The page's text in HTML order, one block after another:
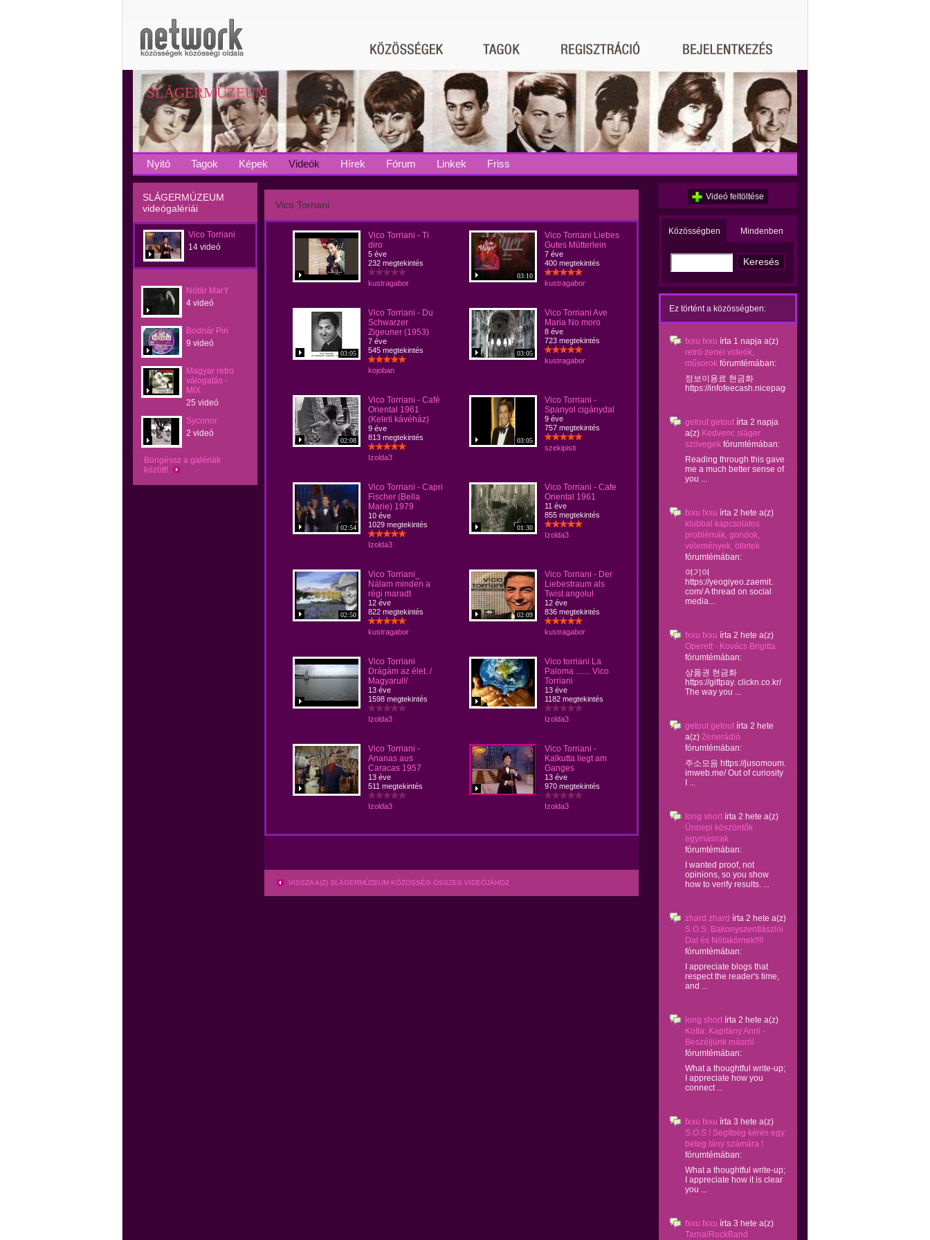
SLÁGERMÚZEUM
Nyitó Tagok Képek Videók Hírek Fórum Linkek Friss
SLÁGERMÚZEUM
videógalériái
Vico Torriani
14 videó
Nótár MarY
4 videó
Bodnár Piri
9 videó
Magyar retro
válogatás -
MIX
25 videó
Syconor
2 videó
Böngéssz a galériák
között!
Vico Torriani
Vico Torriani - Ti
diro
5 éve
232 megtekintés
kustragabor
03:10
Vico Torriani Liebes
Gutes Mütterlein
7 éve
400 megtekintés
kustragabor
03:05
Vico Torriani - Du
Schwarzer
Zigeuner (1953)
7 éve
545 megtekintés
kojoban
03:05
Vico Torriani Ave
Maria No moro
8 éve
723 megtekintés
kustragabor
02:08
Vico Torriani - Café
Oriental 1961
(Keleti kávéház)
9 éve
813 megtekintés
Izolda3
03:05
Vico Torriani -
Spanyol cigánydal
9 éve
757 megtekintés
szekipisti
02:54
Vico Torriani - Capri
Fischer (Bella
Marie) 1979
10 éve
1029 megtekintés
Izolda3
01:30
Vico Torriani - Cafe
Oriental 1961
11 éve
855 megtekintés
Izolda3
02:50
Vico Torriani_
Nálam minden a
régi maradt
12 éve
822 megtekintés
kustragabor
02:09
Vico Torriani - Der
Liebestraum als
Twist angolul
12 éve
836 megtekintés
kustragabor
Vico Torriani
Drágám az élet. /
Magyarul!/
13 éve
1598 megtekintés
Izolda3
Vico torriani La
Paloma ....... Vico
Torriani
13 éve
1182 megtekintés
Izolda3
Vico Torriani -
Ananas aus
Caracas 1957
13 éve
511 megtekintés
Izolda3
Vico Torriani -
Kalkutta liegt am
Ganges
13 éve
970 megtekintés
Izolda3
VISSZA A(Z) SLÁGERMÚZEUM KÖZÖSSÉG ÖSSZES VIDEÓJÁHOZ
Videó feltöltése
Közösségben Mindenben
Ez történt a közösségben:
fxxu fxxu írta 1 napja a(z)
retró zenei videók,
műsorok fórumtémában:
정보이용료 현금화
https://infofeecash.nicepage...
getout getout írta 2 napja
a(z) Kedvenc sláger
szövegek fórumtémában:
Reading through this gave
me a much better sense of
you ...
fxxu fxxu írta 2 hete a(z)
klubbal kapcsolatos
problémák, gondok,
vélemények, ötletek
fórumtémában:
여기여
https://yeogiyeo.zaemit.
com/ A thread on social
media...
fxxu fxxu írta 2 hete a(z)
Operett - Kovács Brigitta
fórumtémában:
상품권 현금화
https://giftpay. clickn.co.kr/
The way you ...
getout getout írta 2 hete
a(z) Zenerádió
fórumtémában:
주소모음 https://jusomoum.
imweb.me/ Out of curiosity
I ...
long short írta 2 hete a(z)
Ünnepi köszöntők
egymásnak
fórumtémában:
I wanted proof, not
opinions, so you show
how to verify results. ...
zhard zhard írta 2 hete a(z)
S.O.S. Bakonyszentlászlói
Dal és Nótakörnek!!!!
fórumtémában:
I appreciate blogs that
respect the reader's time,
and ...
long short írta 2 hete a(z)
Kotta: Kapitány Anni -
Beszéljünk másról
fórumtémában:
What a thoughtful write-up;
I appreciate how you
connect ...
fxxu fxxu írta 3 hete a(z)
S.O.S ! Segítség kérés egy
beteg lány számára !
fórumtémában:
What a thoughtful write-up;
I appreciate how it is clear
you ...
fxxu fxxu írta 3 hete a(z)
TarnaiRockBand